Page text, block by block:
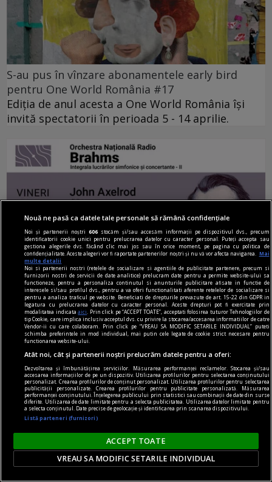
S-au pus în vînzare abonamentele early bird
pentru One World România #17
Ediția de anul acesta a One World România își
invită spectatorii în perioada 5 - 14 aprilie.
în oraș
INTEGRALA BRAHMS II: DIRIJORUL JOHN AXELROD
ȘI VIOLONISTUL VALENTIN ȘERBAN
Vineri, 16 februarie 2024 (19.00), ORCHESTRA
NAŢIONALĂ RADIO vă invită la Sala Radio la cel
de-al doilea concert dintr-un „maraton artistic”
dedicat unuia dintre cei mai mari compozitori
germani.
Nouă ne pasă ca datele tale personale să rămână confidențiale
Noi și partenerii noștri606 stocăm și/sau accesăm informații pe dispozitivul dvs., precum
identificatorii cookie unici pentru prelucrarea datelor cu caracter personal. Puteți accepta sau
gestiona alegerile dvs. făcând clic mai jos sau în orice moment, pe pagina cu politica de
confidențialitate. Aceste alegeri vor fi raportate partenerilor noștri și nu vă vor afecta navigarea.
Mai
multe detalii
Noi si partenerii nostri (retelele de socializare si agentiile de publicitate partenere, precum si
furnizorii nostri de servicii de date analitice) prelucram date pentru a permite website-ului sa
functioneze, pentru a personaliza continutul si anunturile publicitare afisate in functie de
interesele si/sau profilul dvs., pentru a va oferi functionalitati aferente retelelor de socializare si
pentru a analiza traficul pe website. Beneficiati de drepturile prevazute de art. 15-22 din GDPR in
legatura cu prelucrarea datelor cu caracter personal. Aceste drepturi pot fi exercitate prin
modalitatea indicataaici
. Prin click pe “ACCEPT TOATE”, acceptati folosirea tuturor Tehnologiilor de
tip Cookie, care implica inclusiv acceptul dvs. cu privire la stocarea/accesarea informatiilor de catre
Vendor-ii cu care colaboram. Prin click pe “VREAU SA MODIFIC SETARILE INDIVIDUAL” puteti
schimba preferintele in mod individual, mai putin cele legate de cookie strict necesare pentru
functionarea website-ului.
Atât noi, cât și partenerii noștri prelucrăm datele pentru a oferi:
Dezvoltarea și îmbunătățirea serviciilor. Măsurarea performanței reclamelor. Stocarea și/sau
accesarea informațiilor de pe un dispozitiv. Utilizarea profilurilor pentru selectarea conținutului
personalizat. Crearea profilurilor de conținut personalizat. Utilizarea profilurilor pentru selectarea
publicității personalizate. Crearea profilurilor pentru publicitate personalizată. Măsurarea
performanței conținutului. Înțelegerea publicului prin statistici sau combinații de date din surse
diferite. Utilizarea de date limitate pentru a selecta publicitatea. Utilizarea datelor limitate pentru
a selecta conținutul. Date precise de geolocație și identificarea prin scanarea dispozitivului.
Listă parteneri (furnizori)
ACCEPT TOATE
VREAU SA MODIFIC SETARILE INDIVIDUAL